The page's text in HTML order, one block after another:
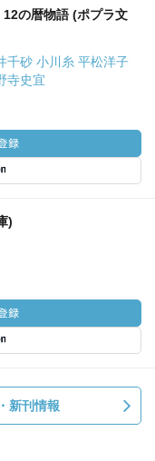
の暦物語 (ポプラ文
千砂 小川糸 平松洋子
寺史宜
)
新刊情報